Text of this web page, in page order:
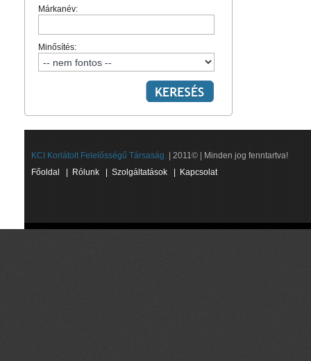
Márkanév:
Minősítés:
KCI Korlátolt Felelősségű Társaság. | 2011© | Minden jog fenntartva!
Főoldal
Rólunk Szolgáltatások Kapcsolat